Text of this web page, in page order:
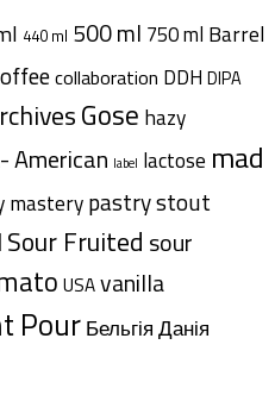
440 ml 500 ml 750 ml Barrel
collaboration DDH DIPA
Gose hazy
American label lactose mad
masterypastry stout
Sour Fruited sour
USAvanilla
PourБельгіяДанія